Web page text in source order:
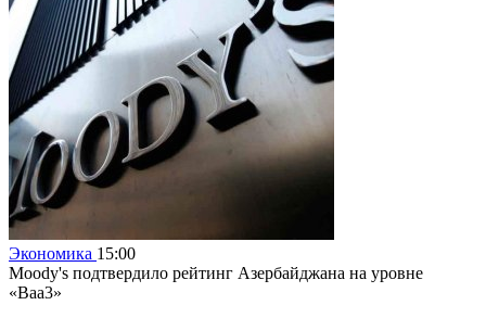
Экономика 15:00
Moody's подтвердило рейтинг Азербайджана на уровне
«Baa3»